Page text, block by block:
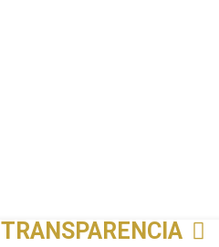
TRANSPARENCIA